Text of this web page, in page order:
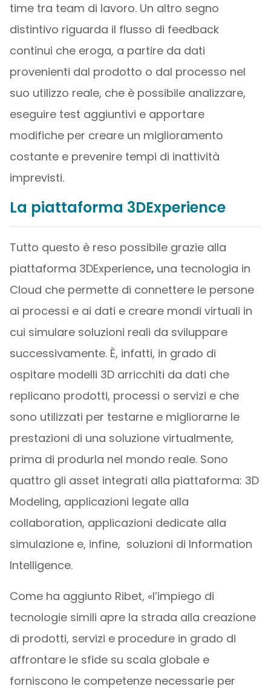
time tra team di lavoro. Un altro segno
distintivo riguarda il flusso di feedback
continui che eroga, a partire da dati
provenienti dal prodotto o dal processo nel
suo utilizzo reale, che è possibile analizzare,
eseguire test aggiuntivi e apportare
modifiche per creare un miglioramento
costante e prevenire tempi di inattività
imprevisti.
La piattaforma 3DExperience
Tutto questo è reso possibile grazie alla
piattaforma 3DExperience, una tecnologia in
Cloud che permette di connettere le persone
ai processi e ai dati e creare mondi virtuali in
cui simulare soluzioni reali da sviluppare
successivamente. È, infatti, in grado di
ospitare modelli 3D arricchiti da dati che
replicano prodotti, processi o servizi e che
sono utilizzati per testarne e migliorarne le
prestazioni di una soluzione virtualmente,
prima di produrla nel mondo reale. Sono
quattro gli asset integrati alla piattaforma: 3D
Modeling, applicazioni legate alla
collaboration, applicazioni dedicate alla
simulazione e, infine, soluzioni di Information
Intelligence.
Come ha aggiunto Ribet, «l’impiego di
tecnologie simili apre la strada alla creazione
di prodotti, servizi e procedure in grado di
affrontare le sfide su scala globale e
forniscono le competenze necessarie per